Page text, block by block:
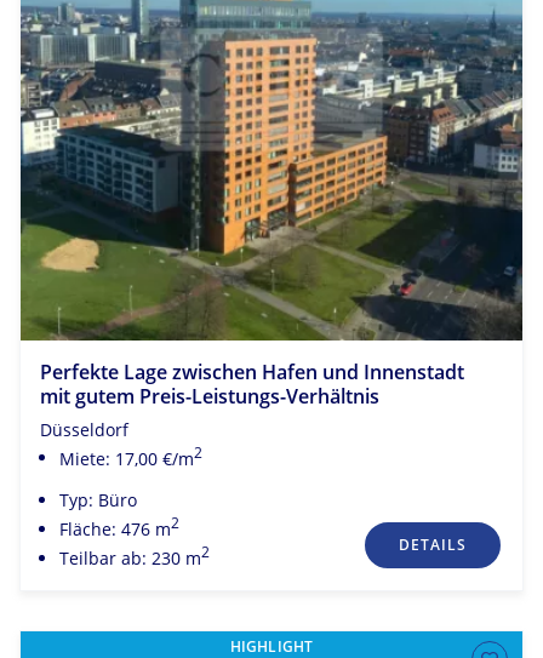
Perfekte Lage zwischen Hafen und Innenstadt
mit gutem Preis-Leistungs-Verhältnis
Düsseldorf
Miete: 17,00 €/m2
Typ: Büro
Fläche: 476 m2
Teilbar ab: 230 m2 DETAILS
HIGHLIGHT